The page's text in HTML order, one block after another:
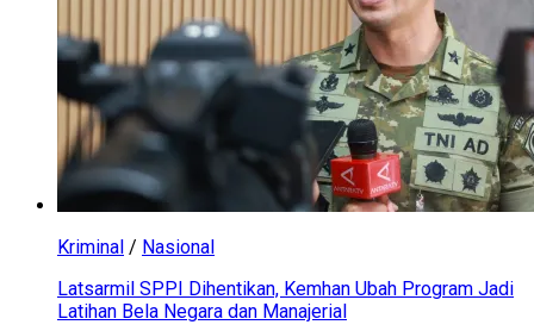
Kriminal / Nasional
Latsarmil SPPI Dihentikan, Kemhan Ubah Program Jadi
Latihan Bela Negara dan Manajerial